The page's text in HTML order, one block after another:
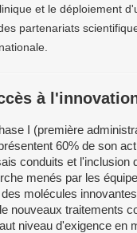
et le déploiement
partenariats
à
I (première
60% de son
conduits et l'inclusion
menés par les
molécules
nouveaux traitements
niveau d'exigence en